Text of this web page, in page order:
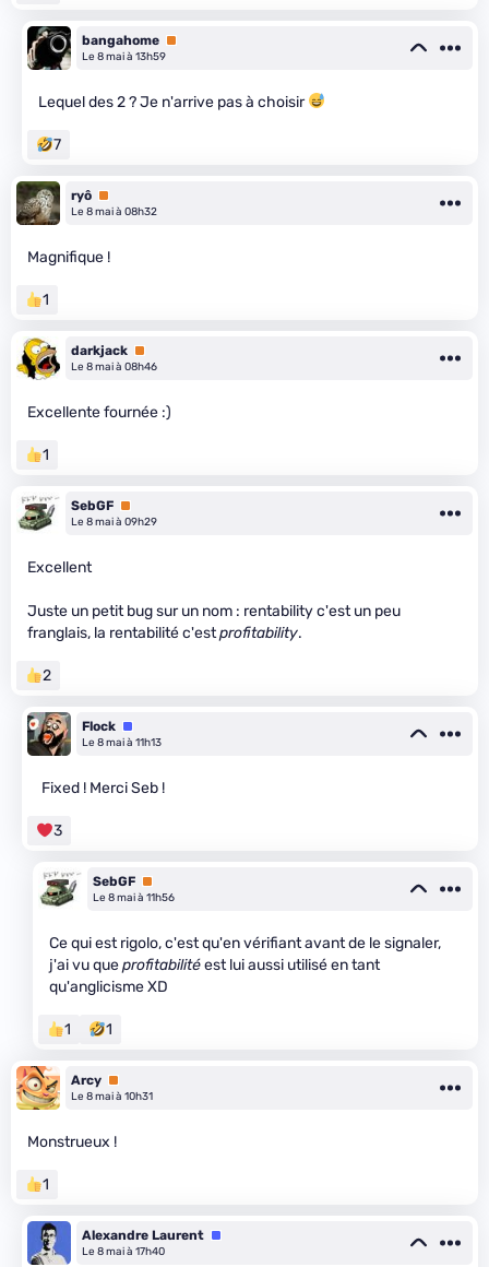
bangahome Premium
Le 8 mai à 13h59
Lequel des 2 ? Je n'arrive pas à choisir
7
ryô Premium
Le 8 mai à 08h32
Magnifique !
1
darkjack Premium
Le 8 mai à 08h46
Excellente fournée :)
1
SebGF Premium
Le 8 mai à 09h29
Excellent
Juste un petit bug sur un nom : rentability c'est un peu
franglais, la rentabilité c'estprofitability.
2
Flock Équipe
Le 8 mai à 11h13
Fixed ! Merci Seb !
3
SebGF Premium
Le 8 mai à 11h56
Ce qui est rigolo, c'est qu'en vérifiant avant de le signaler,
j'ai vu queprofitabilitéest lui aussi utilisé en tant
qu'anglicisme XD
1 1
Arcy Premium
Le 8 mai à 10h31
Monstrueux !
1
Alexandre Laurent Équipe
Le 8 mai à 17h40